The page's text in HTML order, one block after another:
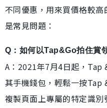
不同優惠，用來買價格較
是常見問題：
Q：如何以Tap&Go拍住賞
A：2021年7月4日起，Tap
其手機錢包，輕鬆一按Tap
複製頁面上專屬的特定識